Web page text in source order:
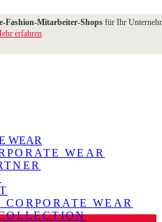
Fashion-Mitarbeiter-Shops für Ihr
erfahren
WEAR
WEAR
WEAR